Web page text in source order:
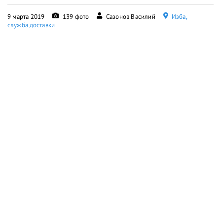
9 марта 2019 139 фото Сазонов Василий
Изба,
служба доставки